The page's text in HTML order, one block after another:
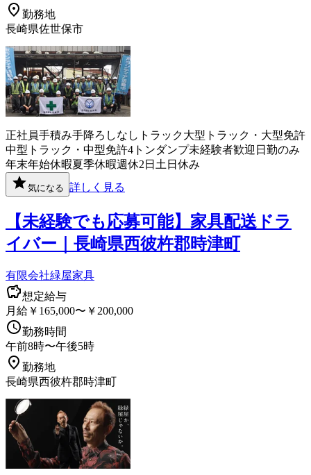
勤務地
長崎県佐世保市
正社員手積み手降ろしなし トラック大型トラック・大型免許
中型トラック・中型免許4トンダンプ未経験者歓迎 日勤のみ
年末年始休暇夏季休暇週休2日 土日休み
気になる 詳しく見る
【未経験でも応募可能】家具配送ドラ
イバー｜長崎県西彼杵郡時津町
有限会社緑屋家具
想定給与
月給￥165,000〜￥200,000
勤務時間
午前8時〜午後5時
勤務地
長崎県西彼杵郡時津町